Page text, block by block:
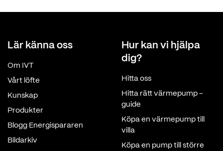
Lär känna oss
Om IVT
Vårt löfte
Kunskap
Produkter
Blogg Energispararen
Bildarkiv
Hur kan vi hjälpa
dig?
Hitta oss
Hitta rätt värmepump -
guide
Köpa en värmepump till
villa
Köpa en pump till större